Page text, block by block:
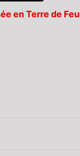
en Terre de Feu